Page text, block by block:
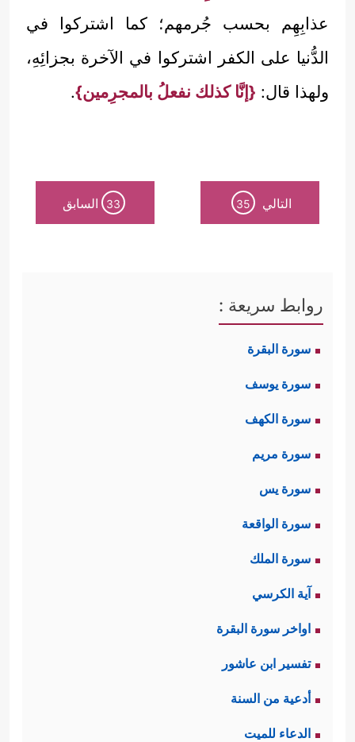
عذابِهِم بحسب جُرمهم؛ كما اشتركوا في
الدُّنيا على الكفر اشتركوا في الآخرة بجزائِهِ،
ولهذا قال: {إنَّا كذلك نفعلُ بالمجرِمين}.
التالي 35
33 السابق
روابط سريعة :
سورة البقرة
سورة يوسف
سورة الكهف
سورة مريم
سورة يس
سورة الواقعة
سورة الملك
آية الكرسي
اواخر سورة البقرة
تفسير ابن عاشور
أدعية من السنة
الدعاء للميت